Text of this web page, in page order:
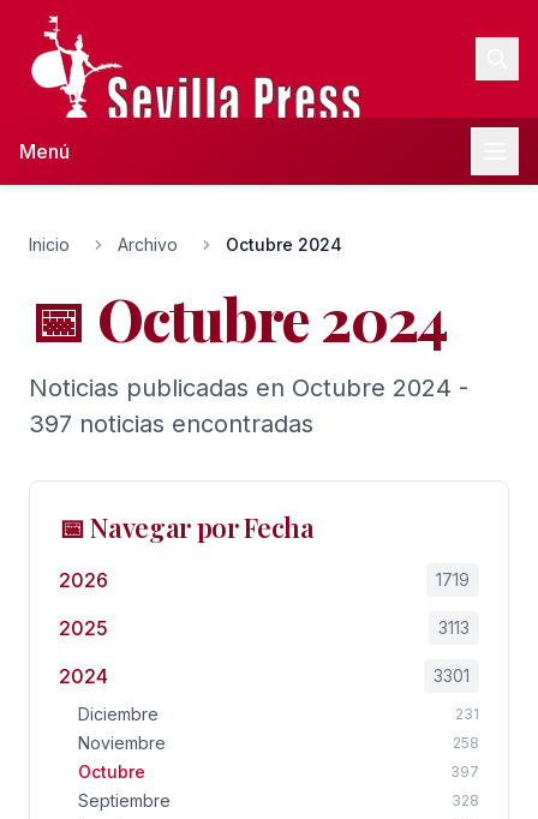
Menú
Inicio Archivo Octubre 2024
📅 Octubre 2024
Noticias publicadas en Octubre 2024 -
397 noticias encontradas
📅 Navegar por Fecha
2026 1719
2025 3113
2024
3301
Diciembre
231
Noviembre 258
Octubre 397
Septiembre 328